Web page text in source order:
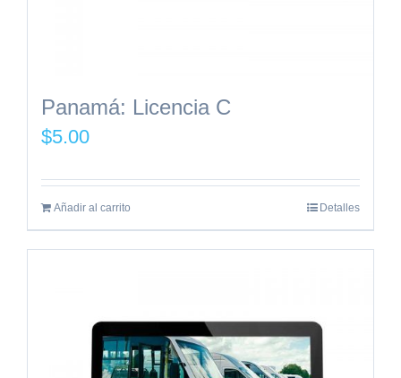
Panamá: Licencia C
$5.00
Añadir al carrito Detalles